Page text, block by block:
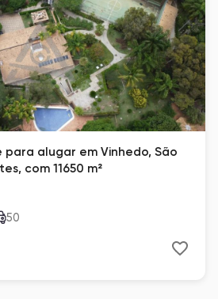
alugar em Vinhedo, São
com 11650 m²
50